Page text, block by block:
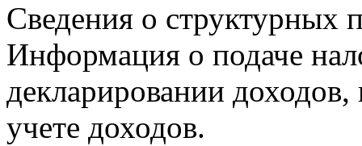
Сведения о структурных
Информация о подаче
декларировании доходов,
учете доходов.